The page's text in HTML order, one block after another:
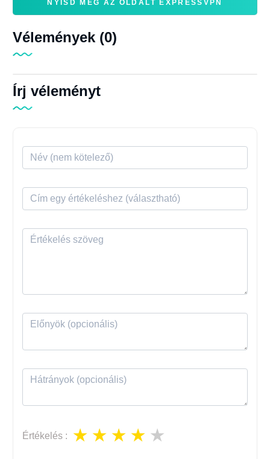
NYISD MEG AZ OLDALT EXPRESSVPN
Vélemények (0)
Írj véleményt
Értékelés :